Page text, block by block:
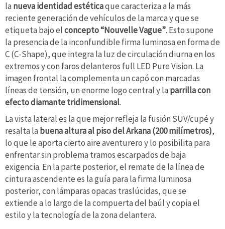
la nueva identidad estéticaque caracteriza a la más
reciente generación de vehículos de la marca y que se
etiqueta bajo elconcepto “Nouvelle Vague”. Esto supone
la presencia de la inconfundible firma luminosa en forma de
C (C-Shape), que integra la luz de circulación diurna en los
extremos y con faros delanteros full LED Pure Vision. La
imagen frontal la complementa un capó con marcadas
líneas de tensión, un enorme logo central y la parrilla con
efecto diamante tridimensional.
La vista lateral es la que mejor refleja la fusión SUV/cupé y
resalta la buena altura al piso del Arkana (200 milímetros),
lo que le aporta cierto aire aventurero y lo posibilita para
enfrentar sin problema tramos escarpados de baja
exigencia. En la parte posterior, el remate de la línea de
cintura ascendente es la guía para la firma luminosa
posterior, con lámparas opacas traslúcidas, que se
extiende a lo largo de la compuerta del baúl y copia el
estilo y la tecnología de la zona delantera.